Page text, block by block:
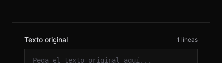
TIENDA
CONTACTO
Texto original 1 líneas